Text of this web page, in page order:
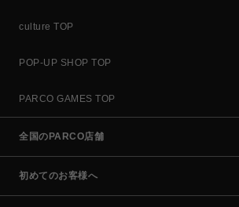
culture TOP
POP-UP SHOP TOP
PARCO GAMES TOP
全国のPARCO店舗
初めてのお客様へ